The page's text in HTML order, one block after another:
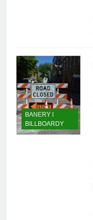
BANERY I
BILLBOARDY